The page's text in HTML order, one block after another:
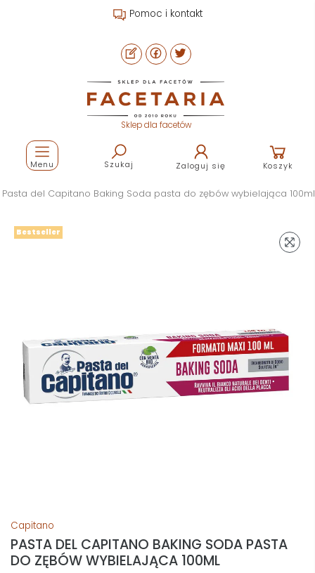
Pomoc i kontakt
Sklep dla facetów
Szukaj Zaloguj się Koszyk
Menu
Pasta del Capitano Baking Soda pasta do zębów wybielająca 100ml
Bestseller
Capitano
PASTA DEL CAPITANO BAKING SODA PASTA
DO ZĘBÓW WYBIELAJĄCA 100ML